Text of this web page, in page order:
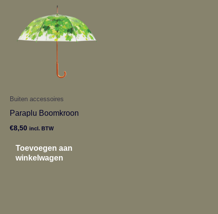
Buiten accessoires
Paraplu Boomkroon
€8,50 incl. BTW
Toevoegen aan
winkelwagen